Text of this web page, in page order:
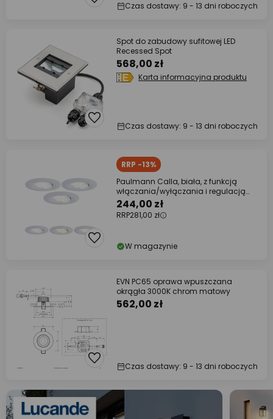
Czas dostawy: 9 - 13 dni roboczych
Spot do zabudowy sufitowej LED
Recessed Spot
568,00 zł
Karta informacyjna produktu
Czas dostawy: 9 - 13 dni roboczych
RRP -13%
Paulmann Calla, biała, z funkcją
włączania/wyłączania i regulacją
kąta
244,00 zł
RRP281,00 zł
W magazynie
EVN PC65 oprawa wpuszczana
okrągła 3000K chrom matowy
562,00 zł
Czas dostawy: 9 - 13 dni roboczych